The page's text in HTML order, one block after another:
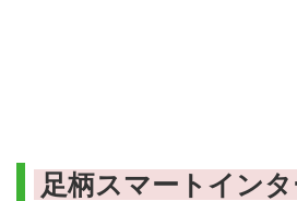
足柄スマートイン